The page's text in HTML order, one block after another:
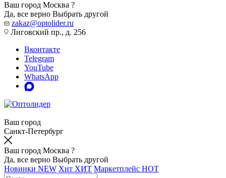
Ваш город Москва ?
Да, все верно Выбрать другой
zakaz@optolider.ru
Лиговский пр., д. 256
Вконтакте
Telegram
YouTube
WhatsApp
Ваш город
Санкт-Петербург
Ваш город Москва ?
Да, все верно Выбрать другой
Новинки NEW Хит ХИТ Маркетплейс HOT